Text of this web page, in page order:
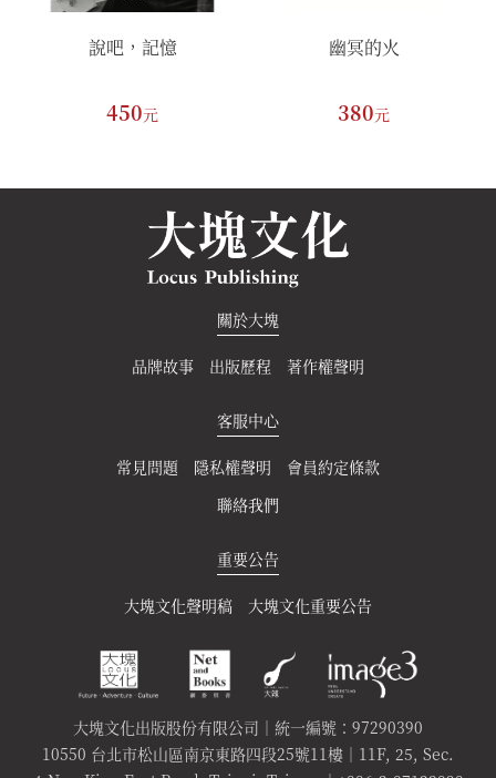
說吧，記憶
450元
幽冥的火
380元
關於大塊
品牌故事 出版歷程 著作權聲明
客服中心
常見問題 隱私權聲明
會員約定條款
聯絡我們
重要公告
大塊文化聲明稿 大塊文化重要公告
大塊文化出版股份有限公司｜統一編號：97290390
10550 台北市松山區南京東路四段25號11樓｜11F, 25, Sec.